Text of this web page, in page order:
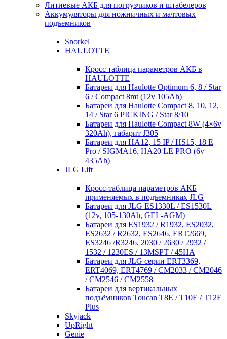
Литиевые АКБ для погрузчиков и штабелеров
Аккумуляторы для ножничных и мачтовых
подъемников
Snorkel
HAULOTTE
Кросc таблица параметров АКБ в
HAULOTTE
Батареи для Haulotte Optimum 6, 8 / Star
6 / Compact 8mt (12v 105Ah)
Батареи для Haulotte Compact 8, 10, 12,
14 / Star 6 PICKING / Star 8/10
Батареи для Haulotte Compact 8W (4×6v
320Ah), габарит J305
Батареи для HA12, 15 IP / HS15, 18 E
Pro / SIGMA16, HA20 LE PRO (6v
435Ah)
JLG Lift
Кросc-таблица параметров АКБ
применяемых в подъемниках JLG
Батареи для JLG ES1330L / ES1530L
(12v, 105-130Ah, GEL-AGM)
Батареи для ES1932 / R1932, ES2032,
ES2632 / R2632, ES2646, ERT2669,
ES3246 /R3246, 2030 / 2630 / 2932 /
1532 / 1230ES / 13MSPT / 45HA
Батареи для JLG серии ERT3369,
ERT4069, ERT4769 / CM2033 / CM2046
/ CM2546 / CM2558
Батареи для вертикальных
подъёмников Toucan T8E / T10E / T12E
Plus
Skyjack
UpRight
Genie